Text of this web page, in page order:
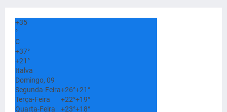
+35
°
C
+37°
+21°
Italva
Domingo, 09
Segunda-Feira+26°+21°
Terça-Feira
+22°+19°
Quarta-Feira
+23°+18°